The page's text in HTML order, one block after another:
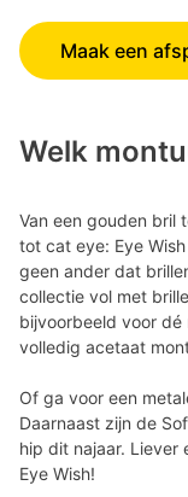
Maak een
Welk
Van een gouden bril
tot cat eye: Eye
geen ander dat
collectie vol met
bijvoorbeeld voor dé
volledig acetaat
Of ga voor een
Daarnaast zijn de
hip dit najaar. Liever
Eye Wish!